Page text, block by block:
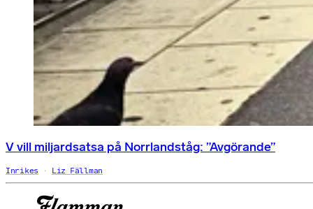
V vill miljardsatsa på Norrlandståg: ”Avgörande”
Inrikes Liz Fällman